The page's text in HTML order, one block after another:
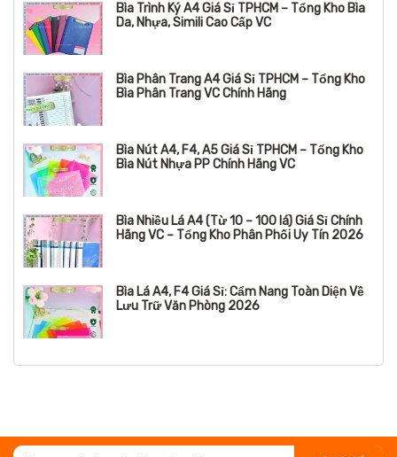
Bìa Trình Ký A4 Giá Sỉ TPHCM – Tổng Kho Bìa
Da, Nhựa, Simili Cao Cấp VC
Bìa Phân Trang A4 Giá Sỉ TPHCM – Tổng Kho
Bìa Phân Trang VC Chính Hãng
Bìa Nút A4, F4, A5 Giá Sỉ TPHCM – Tổng Kho
Bìa Nút Nhựa PP Chính Hãng VC
Bìa Nhiều Lá A4 (Từ 10 – 100 lá) Giá Sỉ Chính
Hãng VC – Tổng Kho Phân Phối Uy Tín 2026
Bìa Lá A4, F4 Giá Sỉ: Cẩm Nang Toàn Diện Về
Lưu Trữ Văn Phòng 2026